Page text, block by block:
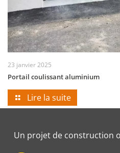
23 janvier 2025
Portail coulissant aluminium
Lire la suite
Un projet de construction